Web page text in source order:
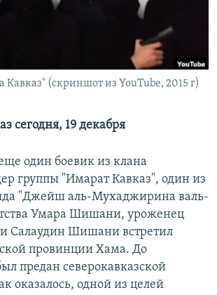
РАССЫЛКУ
РС
(скриншот из YouTube, 2015 г)
сегодня, 19 декабря
один боевик из клана
группы "Имарат Кавказ", один из
"Джейш аль-Мухаджирина валь-
Умара Шишани, уроженец
Салаудин Шишани встретил
провинции Хама. До
предан северокавказской
оказалось, одной из целей